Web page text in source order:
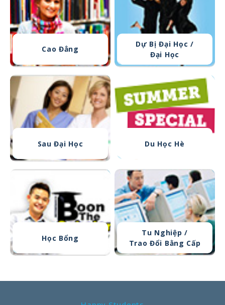
Cao Đẳng
Dự Bị Đại Học /
Đại Học
Sau Đại Học Du Học Hè
Học Bổng
Tu Nghiệp /
Trao Đổi Bằng Cấp